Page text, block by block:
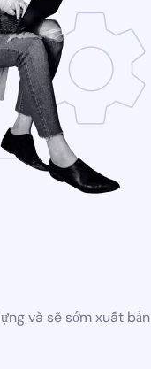
và sẽ sớm xuất bản